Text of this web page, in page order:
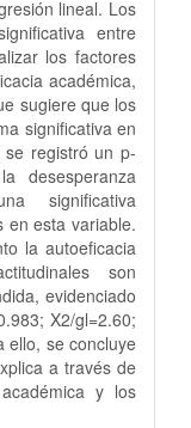
lineal. Los
entre
los factores
académica,
sugiere que los
significativa en
se registró un p-
desesperanza
significativa
en esta variable.
la autoeficacia
son
evidenciado
X2/gl=2.60;
ello, se concluye
a través de
y los